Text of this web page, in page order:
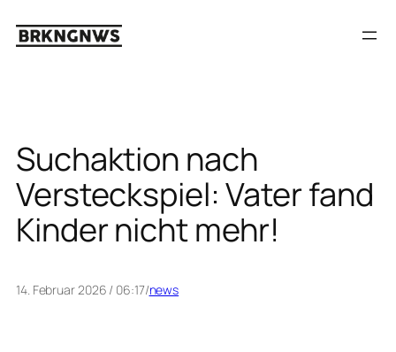
Inhalt
Suchaktion nach
Versteckspiel: Vater fand
Kinder nicht mehr!
14. Februar 2026 / 06:17/news